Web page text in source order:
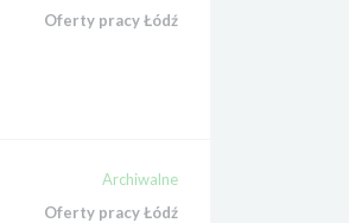
Oferty pracy Łódź
Archiwalne
Oferty pracy Łódź